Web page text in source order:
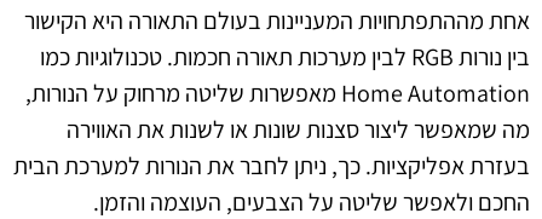
אחת מההתפתחויות המעניינות בעולם התאורה היא הקישור
בין נורות RGB לבין מערכות תאורה חכמות. טכנולוגיות כמו
Home Automation מאפשרות שליטה מרחוק על הנורות,
מה שמאפשר ליצור סצנות שונות או לשנות את האווירה
בעזרת אפליקציות. כך, ניתן לחבר את הנורות למערכת הבית
החכם ולאפשר שליטה על הצבעים, העוצמה והזמן.